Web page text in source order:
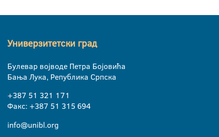
Универзитетски град
Булевар војводе Петра Бојовића
Бања Лука, Република Српска
+387 51 321 171
Факс: +387 51 315 694
info@unibl.org